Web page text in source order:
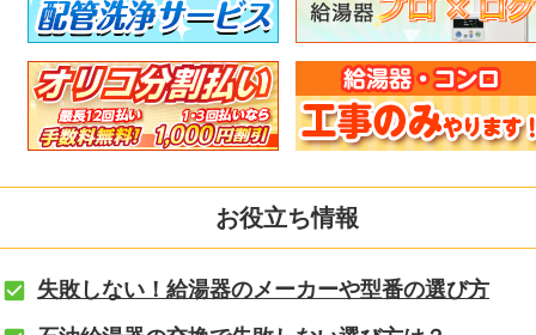
お役立ち情報
失敗しない！給湯器のメーカーや型番の選び方